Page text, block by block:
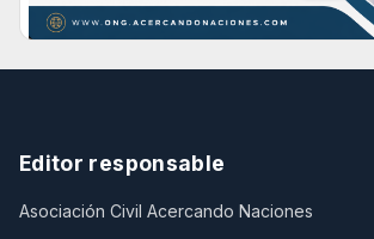
Editor responsable
Asociación Civil Acercando Naciones